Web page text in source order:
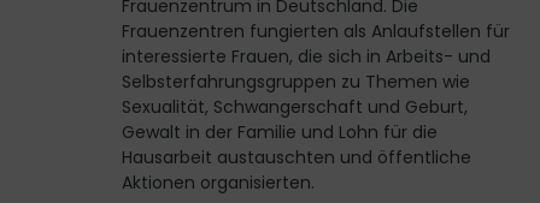
Frauenzentrum in Deutschland. Die
Frauenzentren fungierten als Anlaufstellen für
interessierte Frauen, die sich in Arbeits- und
Selbsterfahrungsgruppen zu Themen wie
Sexualität, Schwangerschaft und Geburt,
Gewalt in der Familie und Lohn für die
Hausarbeit austauschten und öffentliche
Aktionen organisierten.